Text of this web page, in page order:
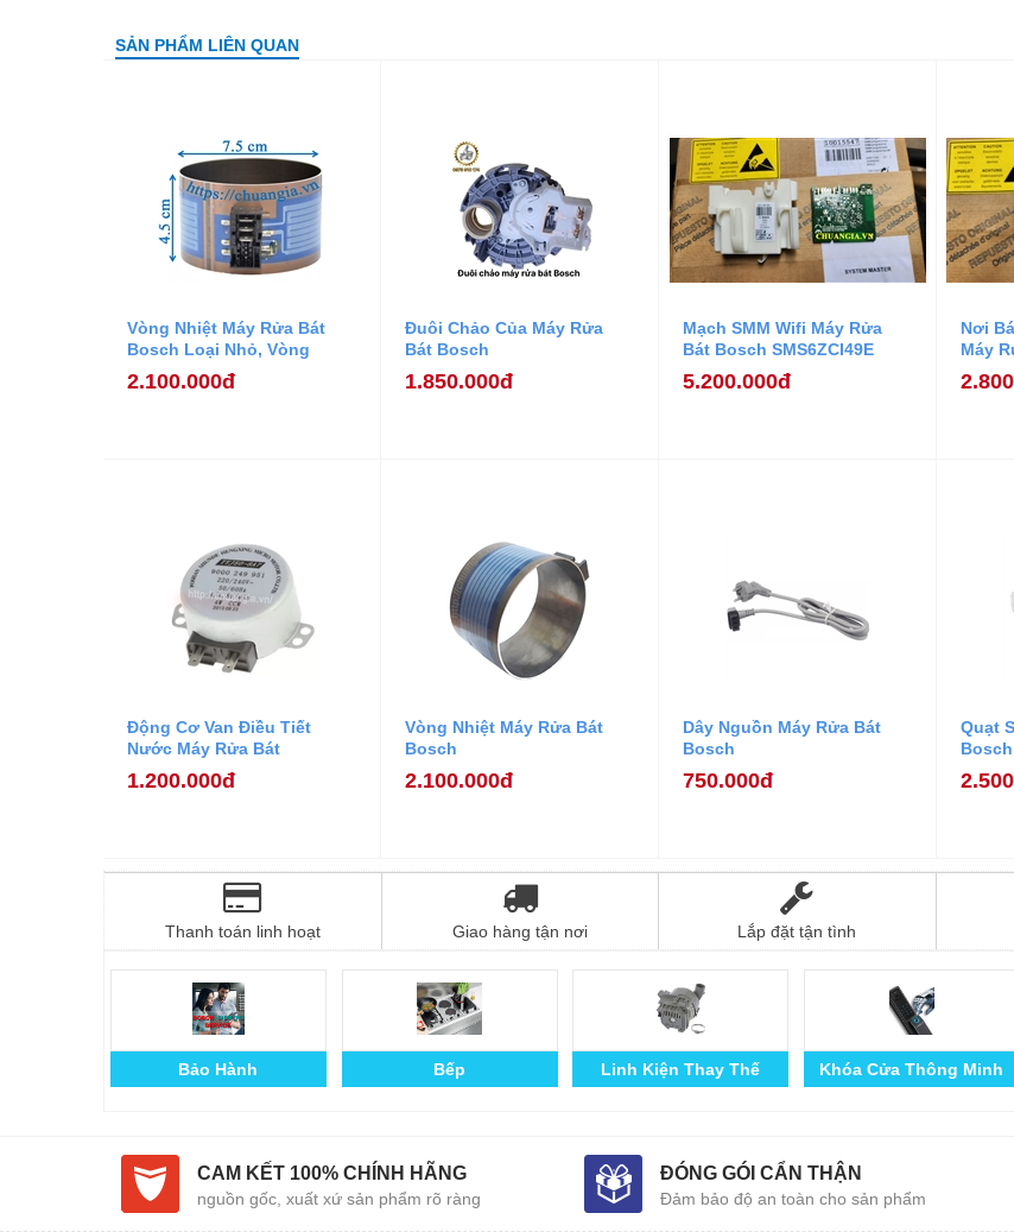
SẢN PHẨM LIÊN QUAN
Vòng Nhiệt Máy Rửa Bát
Bosch Loại Nhỏ, Vòng
Nhiệt Máy Rửa Bát Bosch
Kích Thước 7,5x4,5cm
2.100.000đ
Đuôi Chảo Của Máy Rửa
Bát Bosch
1.850.000đ
Mạch SMM Wifi Máy Rửa
Bát Bosch SMS6ZCI49E
5.200.000đ
Nơi
Máy
Động Cơ Van Điều Tiết
Nước Máy Rửa Bát
1.200.000đ
Vòng Nhiệt Máy Rửa Bát
Bosch
2.100.000đ
Dây Nguồn Máy Rửa Bát
Bosch
750.000đ
Quạt
Máy
Thanh toán linh hoạt Giao hàng tận nơi Lắp đặt tận tình
Bảo Hành Bếp Linh Kiện Thay Thế Khóa Cửa Thông Minh
CAM KẾT 100% CHÍNH HÃNG
nguồn gốc, xuất xứ sản phẩm rõ ràng
ĐÓNG GÓI CẨN THẬN
Đảm bảo độ an toàn cho sản phẩm